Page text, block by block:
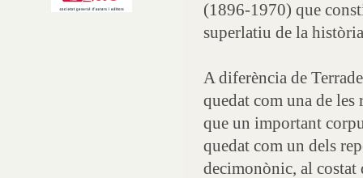
(1896-1970) que
superlatiu de la
A diferència de
quedat com una de les
que un important
quedat com un dels
decimonònic, al costat